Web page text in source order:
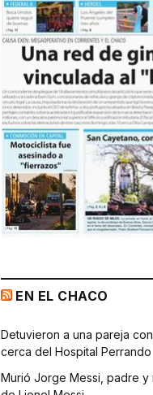
EN EL CHACO
Detuvieron a una pareja
cerca del Hospital Perrando
Murió Jorge Messi, padre y